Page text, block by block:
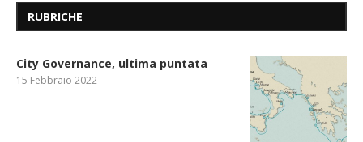
RUBRICHE
City Governance, ultima puntata
15 Febbraio 2022